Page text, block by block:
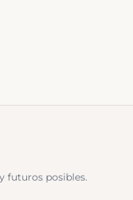
futuros posibles.